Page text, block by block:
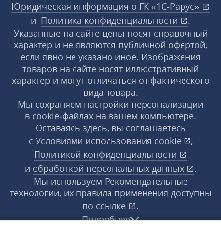
Юридическая информация о ГК «1С‑Рарус»
и Политика конфиденциальности
.
Указанные на сайте цены носят справочный
характер и не являются публичной офертой,
если явно не указано иное. Изображения
товаров на сайте носят иллюстративный
характер и могут отличаться от фактического
вида товара.
Мы сохраняем настройки персонализации
в cookie‑файлах на вашем компьютере.
Оставаясь здесь, вы соглашаетесь
с Условиями использования cookie
,
Политикой конфиденциальности
и обработкой персональных данных
.
Мы используем Рекомендательные
технологии, их правила применения доступны
по ссылке
.
Подробнее